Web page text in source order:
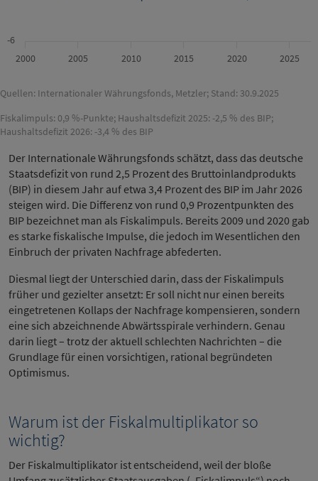
2000 2005 2010 2015 2020 2025
-6
Quellen: Internationaler Währungsfonds, Metzler; Stand: 30.9.2025
Fiskalimpuls: 0,9 %-Punkte; Haushaltsdefizit 2025: -2,5 % des BIP;
Haushaltsdefizit 2026: -3,4 % des BIP
Der Internationale Währungsfonds schätzt, dass das deutsche
Staatsdefizit von rund 2,5 Prozent des Bruttoinlandprodukts
(BIP) in diesem Jahr auf etwa 3,4 Prozent des BIP im Jahr 2026
steigen wird. Die Differenz von rund 0,9 Prozentpunkten des
BIP bezeichnet man als Fiskalimpuls. Bereits 2009 und 2020 gab
es starke fiskalische Impulse, die jedoch im Wesentlichen den
Einbruch der privaten Nachfrage abfederten.
Diesmal liegt der Unterschied darin, dass der Fiskalimpuls
früher und gezielter ansetzt: Er soll nicht nur einen bereits
eingetretenen Kollaps der Nachfrage kompensieren, sondern
eine sich abzeichnende Abwärtsspirale verhindern. Genau
darin liegt – trotz der aktuell schlechten Nachrichten – die
Grundlage für einen vorsichtigen, rational begründeten
Optimismus.
Warum ist der Fiskalmultiplikator so
wichtig?
Der Fiskalmultiplikator ist entscheidend, weil der bloße